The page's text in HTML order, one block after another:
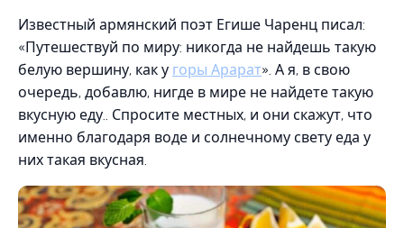
Известный армянский поэт Егише Чаренц писал:
«Путешествуй по миру: никогда не найдешь такую ​​
белую вершину, как у горы Арарат». А я, в свою
очередь, добавлю, нигде в мире не найдете такую
вкусную еду.. Спросите местных, и они скажут, что
именно благодаря воде и солнечному свету еда у
них такая вкусная.